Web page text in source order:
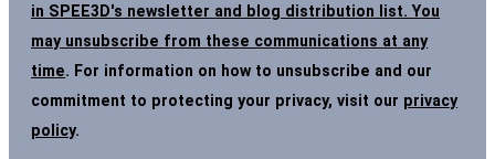
in SPEE3D's newsletter and blog distribution list. You
may unsubscribe from these communications at any
time. For information on how to unsubscribe and our
commitment to protecting your privacy, visit our privacy
policy.